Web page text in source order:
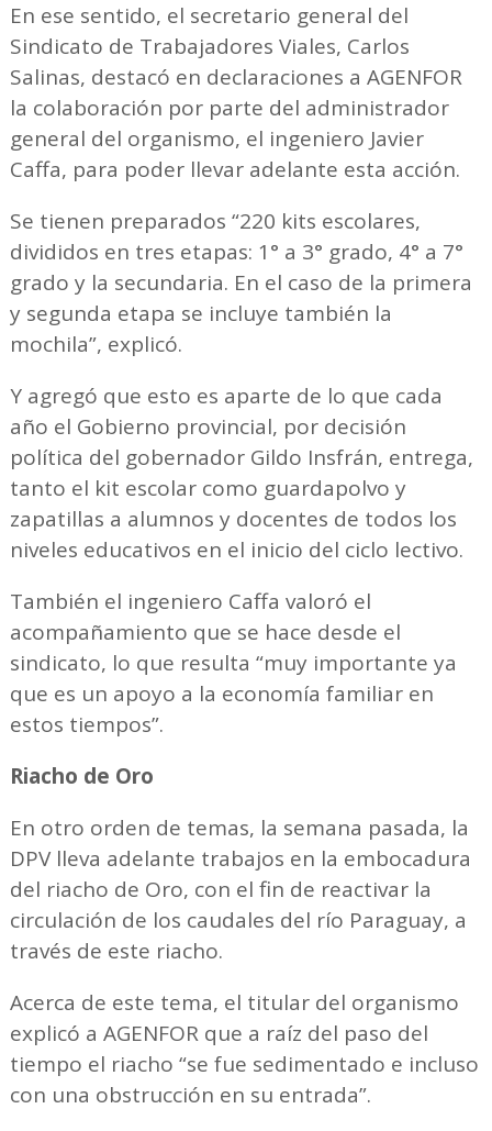
En ese sentido, el secretario general del
Sindicato de Trabajadores Viales, Carlos
Salinas, destacó en declaraciones a AGENFOR
la colaboración por parte del administrador
general del organismo, el ingeniero Javier
Caffa, para poder llevar adelante esta acción.
Se tienen preparados “220 kits escolares,
divididos en tres etapas: 1° a 3° grado, 4° a 7°
grado y la secundaria. En el caso de la primera
y segunda etapa se incluye también la
mochila”, explicó.
Y agregó que esto es aparte de lo que cada
año el Gobierno provincial, por decisión
política del gobernador Gildo Insfrán, entrega,
tanto el kit escolar como guardapolvo y
zapatillas a alumnos y docentes de todos los
niveles educativos en el inicio del ciclo lectivo.
También el ingeniero Caffa valoró el
acompañamiento que se hace desde el
sindicato, lo que resulta “muy importante ya
que es un apoyo a la economía familiar en
estos tiempos”.
Riacho de Oro
En otro orden de temas, la semana pasada, la
DPV lleva adelante trabajos en la embocadura
del riacho de Oro, con el fin de reactivar la
circulación de los caudales del río Paraguay, a
través de este riacho.
Acerca de este tema, el titular del organismo
explicó a AGENFOR que a raíz del paso del
tiempo el riacho “se fue sedimentado e incluso
con una obstrucción en su entrada”.